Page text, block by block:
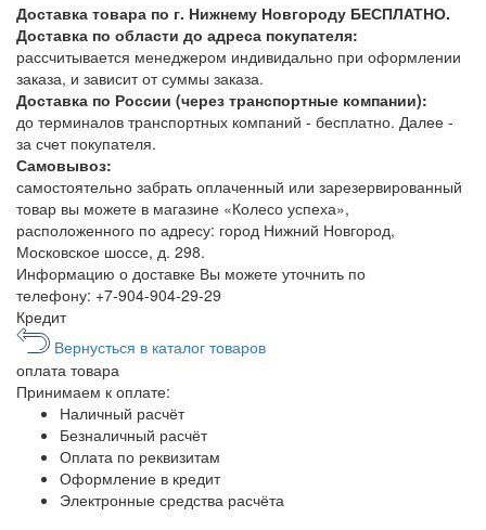
Доставка товара по г. Нижнему Новгороду БЕСПЛАТНО.
Доставка по области до адреса покупателя:
рассчитывается менеджером индивидально при оформлении
заказа, и зависит от суммы заказа.
Доставка по России (через транспортные компании):
до терминалов транспортных компаний - бесплатно. Далее -
за счет покупателя.
Самовывоз:
самостоятельно забрать оплаченный или зарезервированный
товар вы можете в магазине «Колесо успеха»,
расположенного по адресу: город Нижний Новгород,
Московское шоссе, д. 298.
Информацию о доставке Вы можете уточнить по
телефону: +7-904-904-29-29
Кредит
Вернусться в каталог товаров
оплата товара
Принимаем к оплате:
Наличный расчёт
Безналичный расчёт
Оплата по реквизитам
Оформление в кредит
Электронные средства расчёта